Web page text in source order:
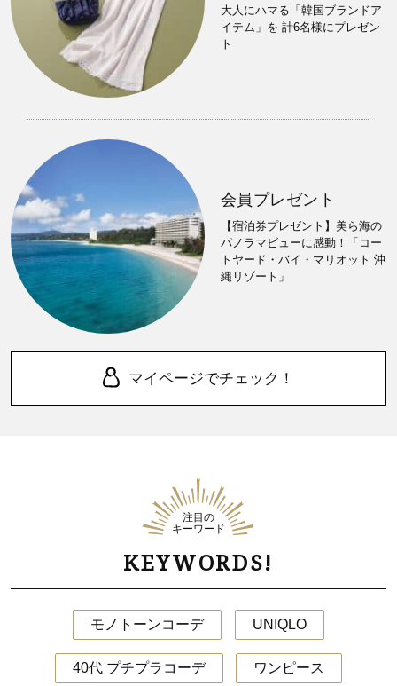
大人にハマる「韓国ブランドア
イテム」を 計6名様にプレゼン
ト
会員プレゼント
【宿泊券プレゼント】美ら海の
パノラマビューに感動！「コー
トヤード・バイ・マリオット 沖
縄リゾート」
マイページでチェック！
注目の
キーワード
KEYWORDS!
モノトーンコーデ UNIQLO
40代 プチプラコーデ ワンピース